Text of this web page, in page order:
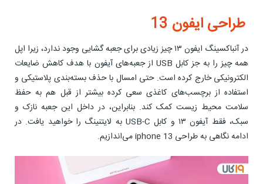
طراحی ایفون 13
در آنباکسینگ ایفون ۱۳ چیز زیادی برای جعبه گشایی وجود ندارد، زیرا اپل
همه چیز را به جز کابل USB از جعبه‌های آیفون با هدف کاهش ضایعات
الکترونیکی خارج کرده است. حتی امسال با حذف بسته‌بندی پلاستیکی و
استفاده از برچسب‌های کاغذی سعی کرده بیشتر از قبل هم به حفظ
سلامت محیط زیست کمک کند. بنابراین، در داخل این جعبه نازک و
سبک، فقط آیفون ۱۳ و کابل USB-C به لایتنینگ را خواهید یافت. در
ادامه نگاهی به طراحی iphone 13 می‌اندازیم.